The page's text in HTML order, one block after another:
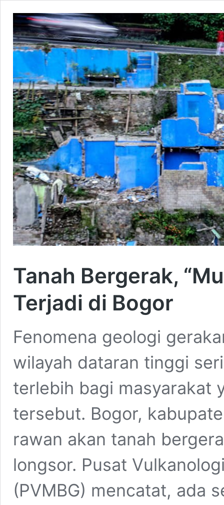
Tanah Bergerak,
Terjadi di Bogor
Fenomena geologi
wilayah dataran tinggi
terlebih bagi masyarakat
tersebut. Bogor,
rawan akan tanah
longsor. Pusat
(PVMBG) mencatat, ada